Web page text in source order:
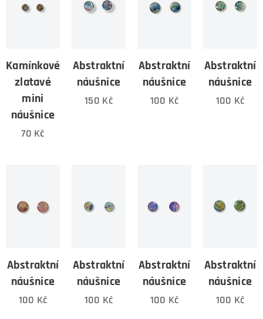
Kamínkové
zlatavé
mini
náušnice
70 Kč
Abstraktní
náušnice
150 Kč
Abstraktní
náušnice
100 Kč
Abstraktní
náušnice
100 Kč
Abstraktní
náušnice
100 Kč
Abstraktní
náušnice
100 Kč
Abstraktní
náušnice
100 Kč
Abstraktní
náušnice
100 Kč